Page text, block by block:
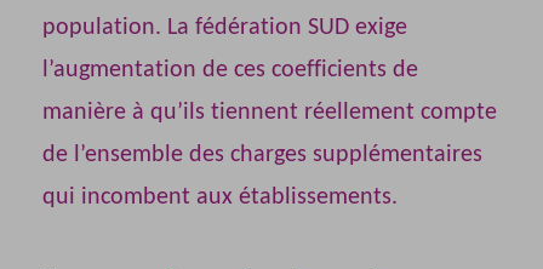
population. La fédération SUD exige
l’augmentation de ces coefficients de
manière à qu’ils tiennent réellement compte
de l’ensemble des charges supplémentaires
qui incombent aux établissements.